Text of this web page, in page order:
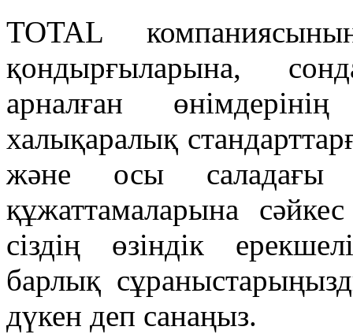
TOTAL
қондырғыларына,
арналған
халықаралық
және осы саладағы
құжаттамаларына
сіздің өзіндік
барлық
дүкен деп санаңыз.